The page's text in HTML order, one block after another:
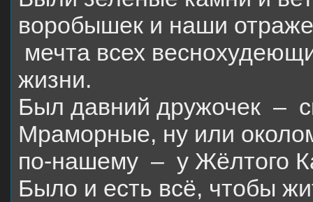
воробышек и наши
мечта всех
жизни.
Был давний дружочек –
Мраморные, ну или
по-нашему – у Жёлтого
Было и есть всё, чтобы